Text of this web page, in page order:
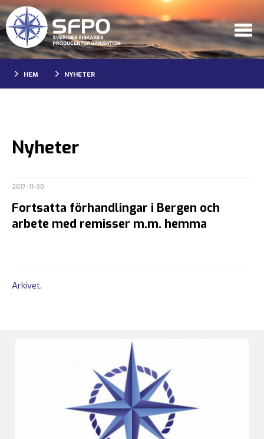
HEM NYHETER
Nyheter
2017-11-30
Fortsatta förhandlingar i Bergen och
arbete med remisser m.m. hemma
Arkivet.